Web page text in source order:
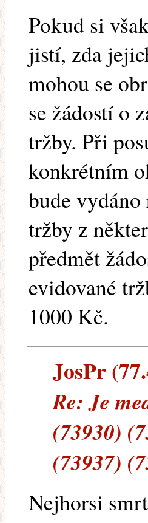
Pokud si
jistí, zda
mohou se
se žádostí o
tržby. Při
konkrétním
bude
tržby z
předmět
evidované
1000 Kč.
JosPr
Re: Je
(73930)
(73937)
Nejhorsi